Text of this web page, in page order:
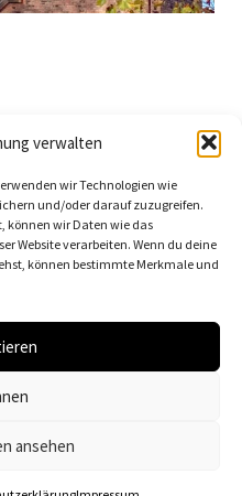
verwalten
wir Technologien wie
und/oder darauf zuzugreifen.
können wir Daten wie das
Website verarbeiten. Wenn du deine
können bestimmte Merkmale und
ansehen
| Daniela Christmann